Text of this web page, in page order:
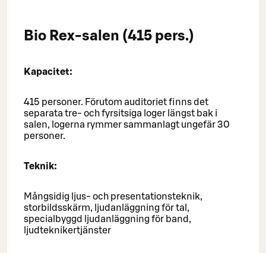
Bio Rex-salen (415 pers.)
Kapacitet:
415 personer. Förutom auditoriet finns det
separata tre- och fyrsitsiga loger längst bak i
salen, logerna rymmer sammanlagt ungefär 30
personer.
Teknik:
Mångsidig ljus- och presentationsteknik,
storbildsskärm, ljudanläggning för tal,
specialbyggd ljudanläggning för band,
ljudteknikertjänster